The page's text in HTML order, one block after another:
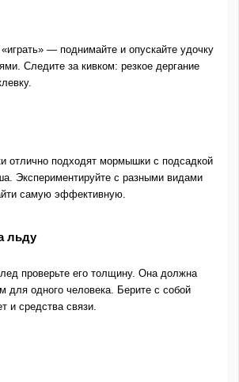
— поднимайте и опускайте удочку
Следите за кивком: резкое дергание
отлично подходят мормышки с подсадкой
Экспериментируйте с разными видами
самую эффективную.
льду
проверьте его толщину. Она должна
для одного человека. Берите с собой
и средства связи.